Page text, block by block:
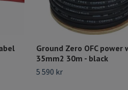
Ground Zero OFC power
35mm2 30m - black
5 590 kr